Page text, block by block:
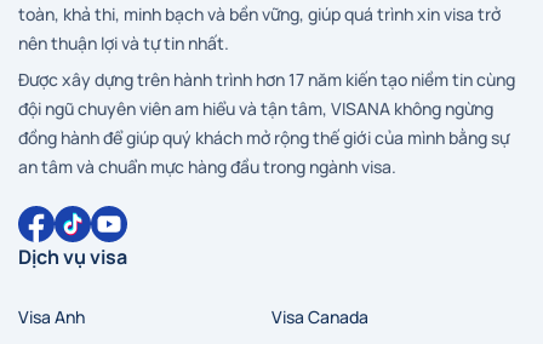
toàn, khả thi, minh bạch và bền vững, giúp quá trình xin visa trở
nên thuận lợi và tự tin nhất.
Được xây dựng trên hành trình hơn 17 năm kiến tạo niềm tin cùng
đội ngũ chuyên viên am hiểu và tận tâm, VISANA không ngừng
đồng hành để giúp quý khách mở rộng thế giới của mình bằng sự
an tâm và chuẩn mực hàng đầu trong ngành visa.
Dịch vụ visa
Visa Anh
Visa Canada
Hà Nội Zalo